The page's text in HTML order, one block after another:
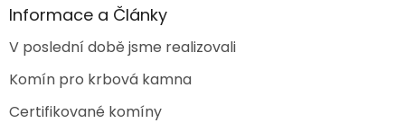
aInformace a Články
V poslední době jsme realizovali
Komín pro krbová kamna
Certifikované komíny